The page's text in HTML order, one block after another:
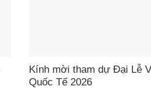
Kính mời tham dự Đại Lễ
Quốc Tế 2026